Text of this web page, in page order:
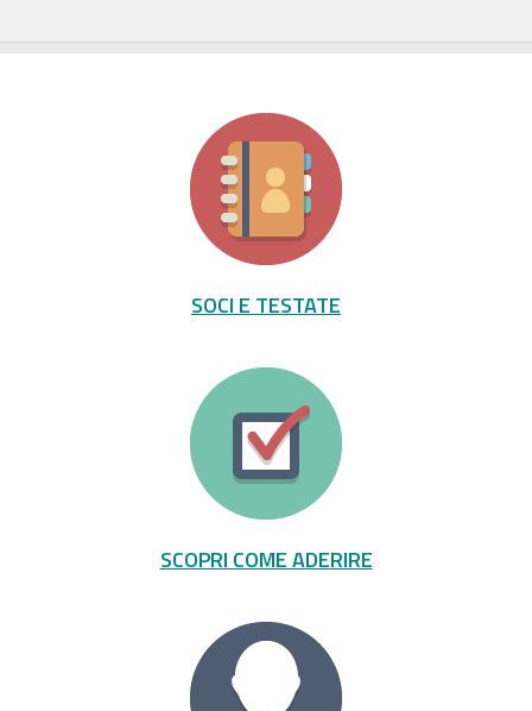
SOCI E TESTATE
SCOPRI COME ADERIRE